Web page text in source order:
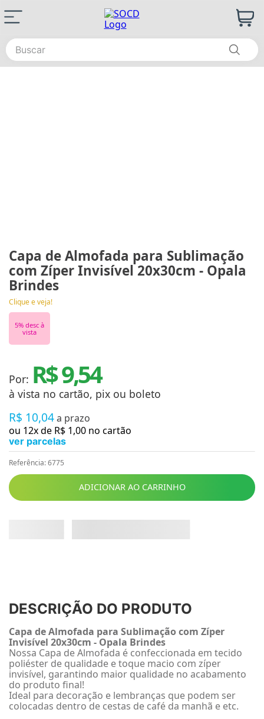
Capa de Almofada para Sublimação
com Zíper Invisível 20x30cm - Opala
Brindes
Clique e veja!
5% desc à
vista
Por: R$ 9,54
à vista no cartão, pix ou boleto
R$ 10,04a prazo
ou 12x de R$ 1,00 no cartão
ver parcelas
Referência:6775
ADICIONAR AO CARRINHO
DESCRIÇÃO DO PRODUTO
Capa de Almofada para Sublimação com Zíper
Invisível 20x30cm - Opala Brindes
Nossa Capa de Almofada é confeccionada em tecido
poliéster de qualidade e toque macio com zíper
invisível, garantindo maior qualidade no acabamento
do produto final!
Ideal para decoração e lembranças que podem ser
colocadas dentro de cestas de café da manhã e etc.